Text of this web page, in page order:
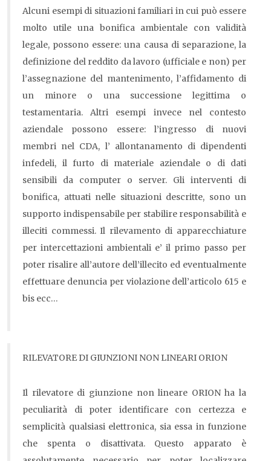
Alcuni esempi di situazioni familiari in cui può essere
molto utile una bonifica ambientale con validità
legale, possono essere: una causa di separazione, la
definizione del reddito da lavoro (ufficiale e non) per
l’assegnazione del mantenimento, l’affidamento di
un minore o una successione legittima o
testamentaria. Altri esempi invece nel contesto
aziendale possono essere: l’ingresso di nuovi
membri nel CDA, l’ allontanamento di dipendenti
infedeli, il furto di materiale aziendale o di dati
sensibili da computer o server. Gli interventi di
bonifica, attuati nelle situazioni descritte, sono un
supporto indispensabile per stabilire responsabilità e
illeciti commessi. Il rilevamento di apparecchiature
per intercettazioni ambientali e’ il primo passo per
poter risalire all’autore dell’illecito ed eventualmente
effettuare denuncia per violazione dell’articolo 615 e
bis ecc…
RILEVATORE DI GIUNZIONI NON LINEARI ORION
Il rilevatore di giunzione non lineare ORION ha la
peculiarità di poter identificare con certezza e
semplicità qualsiasi elettronica, sia essa in funzione
che spenta o disattivata. Questo apparato è